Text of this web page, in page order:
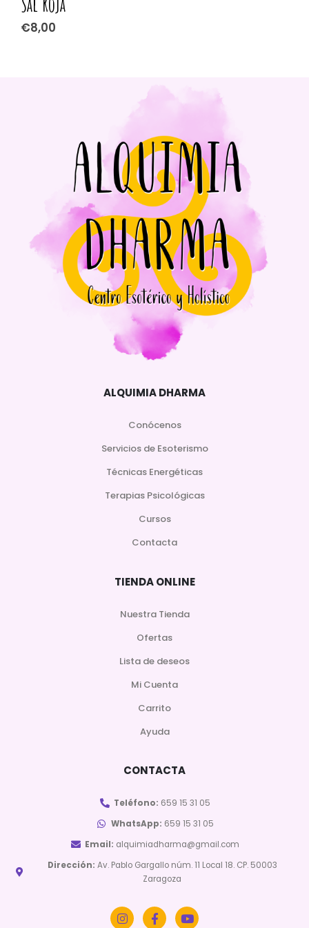
€8,00
ALQUIMIA DHARMA
Conócenos
Servicios de Esoterismo
Técnicas Energéticas
Terapias Psicológicas
Cursos
Contacta
TIENDA ONLINE
Nuestra Tienda
Ofertas
Lista de deseos
Mi Cuenta
Carrito
Ayuda
CONTACTA
Teléfono: 659 15 31 05
WhatsApp: 659 15 31 05
Email: alquimiadharma@gmail.com
Dirección: Av. Pablo Gargallo núm. 11 Local 18. CP. 50003
Zaragoza